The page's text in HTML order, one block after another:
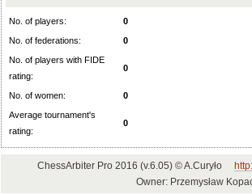
No. of players:
0
No. of federations:
0
No. of players with FIDE
rating:
0
No. of women:
0
Average tournament's
rating:
0
ChessArbiter Pro 2016 (v.6.05) © A.Curyło
Owner: Przemysław